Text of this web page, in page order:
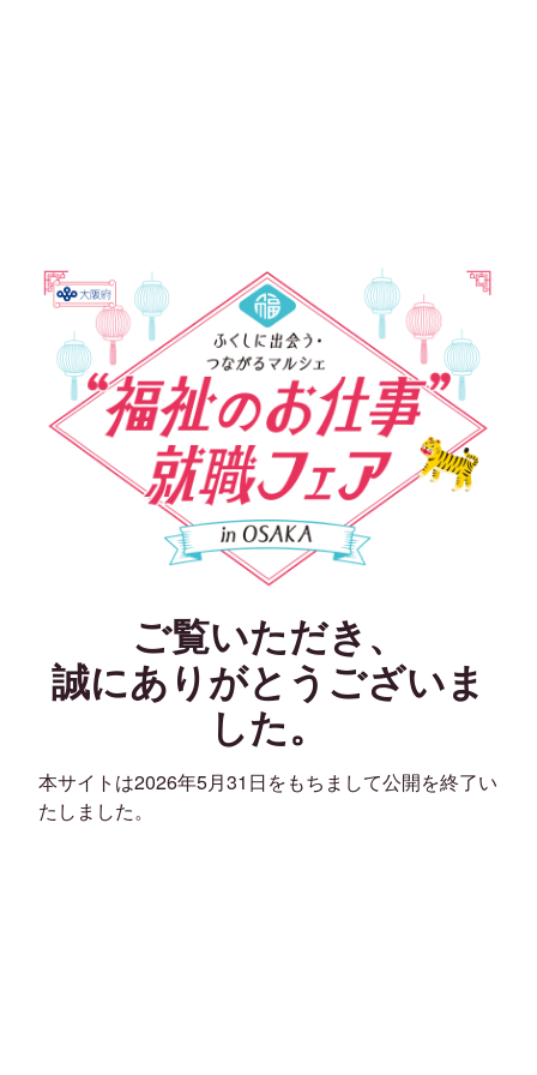
ご覧いただき、
誠にありがとうございま
した。
本サイトは2026年5月31日をもちまして公開を終了い
たしました。